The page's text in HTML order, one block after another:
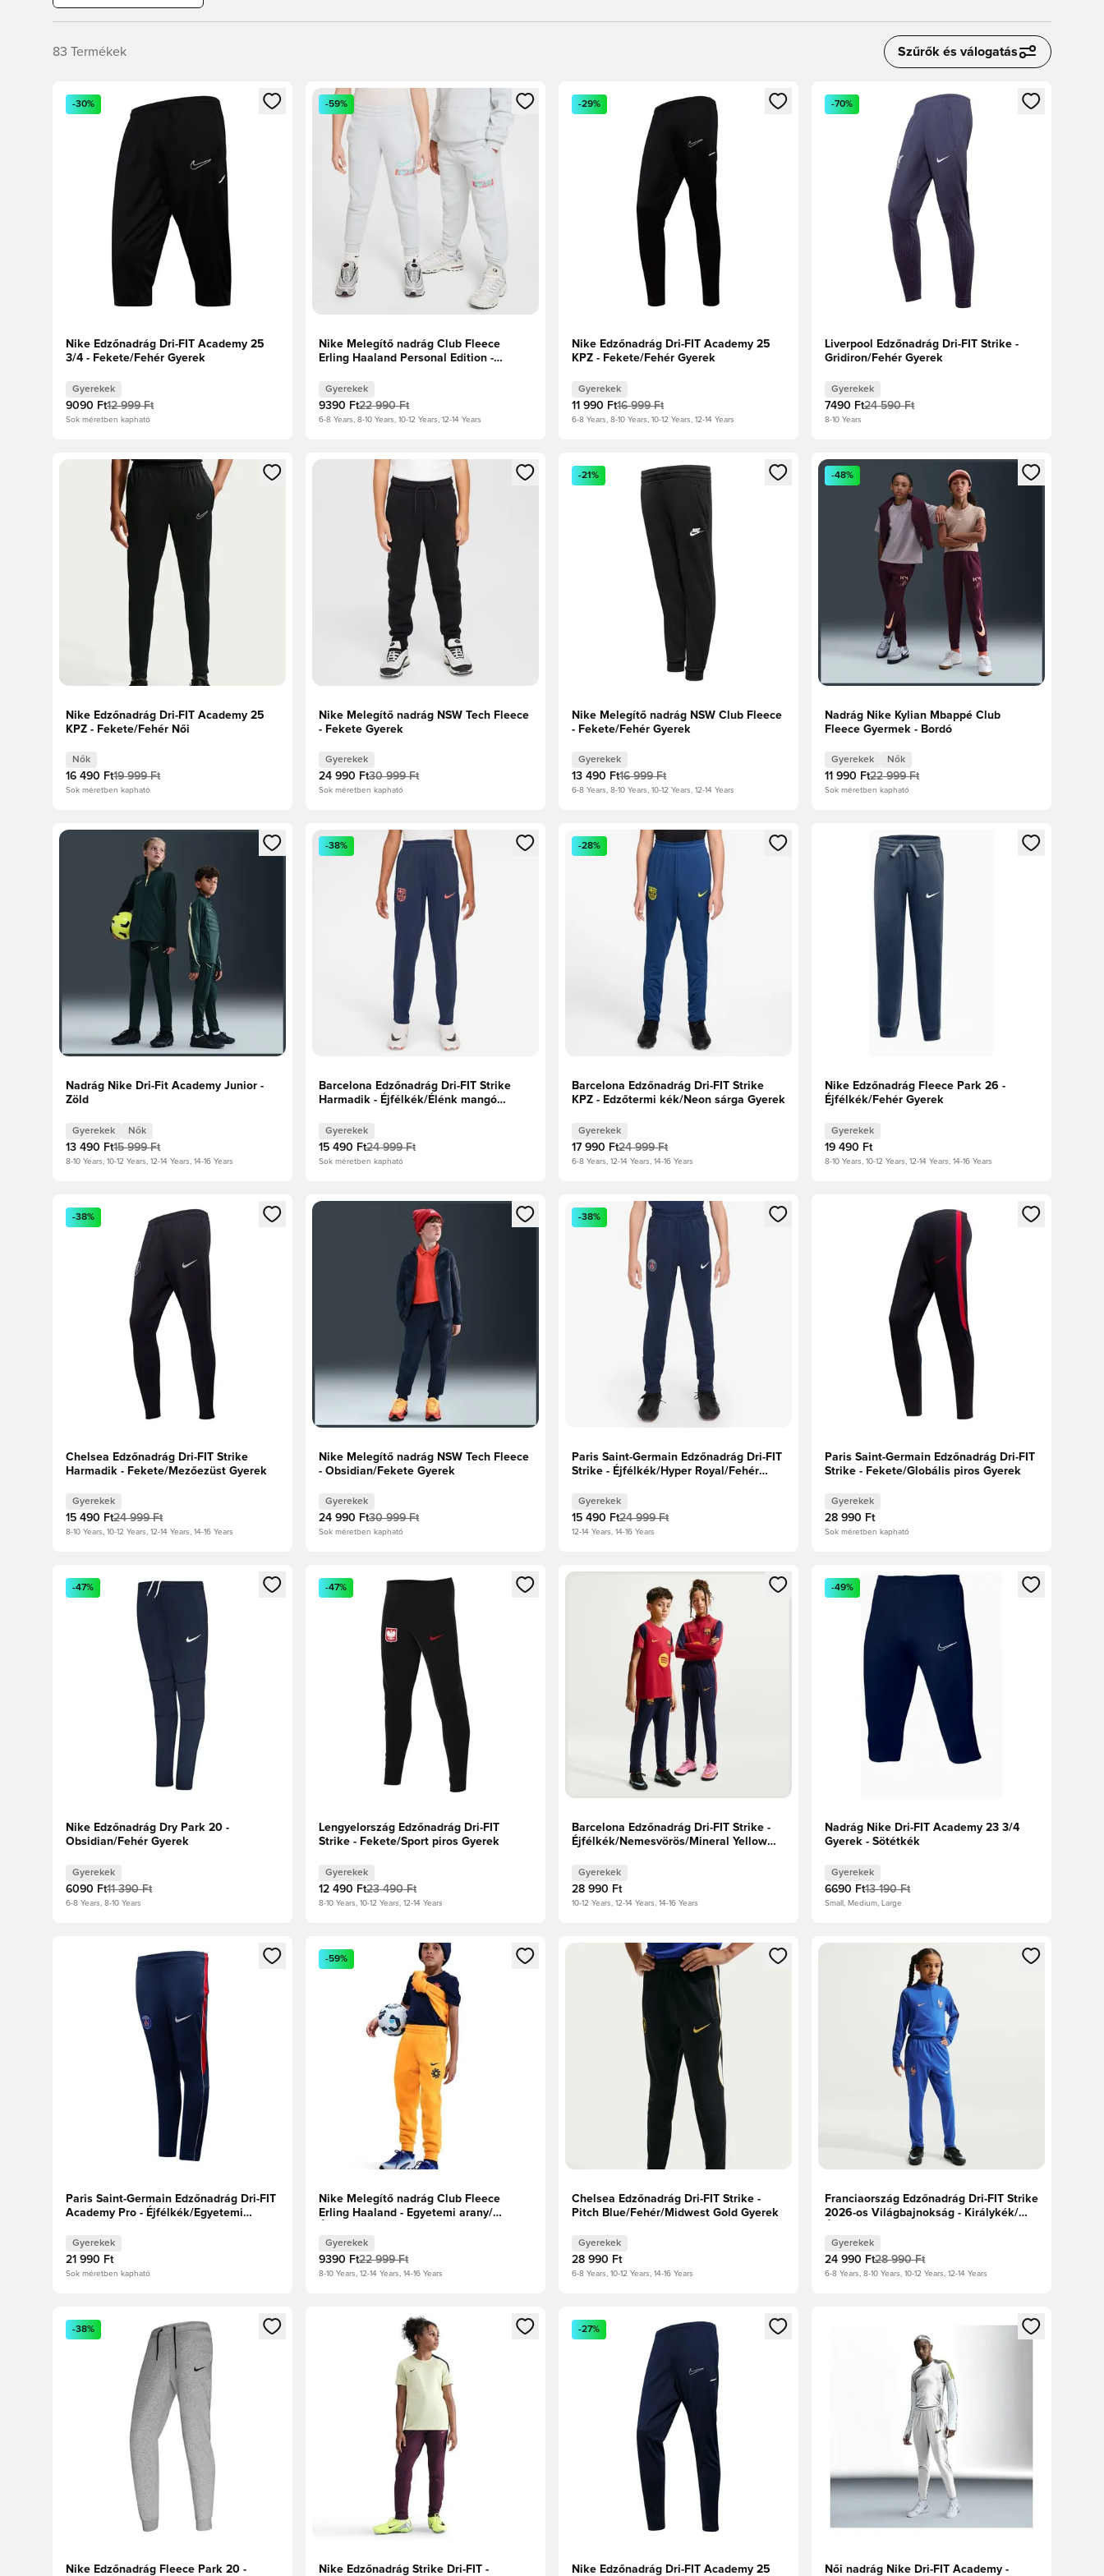
83 Termékek Szűrők és válogatás
Megnyit egy modált a bejelentkezéshez vagy a tagként való regisztrációhoz
-30%
Nike Edzőnadrág Dri-FIT Academy 25
3/4 - Fekete/Fehér Gyerek
Gyerekek
9090 Ft12 999 Ft
Sok méretben kapható
Megnyit egy modált a bejelentkezéshez vagy a tagként való regisztrációhoz
-59%
Nike Melegítő nadrág Club Fleece
Erling Haaland Personal Edition -
Gyerekek
9390 Ft22 990 Ft
6-8 Years, 8-10 Years, 10-12 Years, 12-14 Years
Megnyit egy modált a bejelentkezéshez vagy a tagként való regisztrációhoz
-29%
Nike Edzőnadrág Dri-FIT Academy 25
KPZ - Fekete/Fehér Gyerek
Gyerekek
11 990 Ft16 999 Ft
6-8 Years, 8-10 Years, 10-12 Years, 12-14 Years
Megnyit egy modált a bejelentkezéshez vagy a
-70%
Liverpool Edzőnadrág Dri-FIT Strike -
Gridiron/Fehér Gyerek
Gyerekek
7490 Ft24 590 Ft
8-10 Years
Megnyit egy modált a bejelentkezéshez vagy a tagként való regisztrációhoz
Nike Edzőnadrág Dri-FIT Academy 25
KPZ - Fekete/Fehér Női
Nők
16 490 Ft19 999 Ft
Sok méretben kapható
Megnyit egy modált a bejelentkezéshez vagy a tagként való regisztrációhoz
Nike Melegítő nadrág NSW Tech Fleece
- Fekete Gyerek
Gyerekek
24 990 Ft30 999 Ft
Sok méretben kapható
Megnyit egy modált a bejelentkezéshez vagy a tagként való regisztrációhoz
-21%
Nike Melegítő nadrág NSW Club Fleece
- Fekete/Fehér Gyerek
Gyerekek
13 490 Ft16 999 Ft
6-8 Years, 8-10 Years, 10-12 Years, 12-14 Years
Megnyit egy modált a bejelentkezéshez vagy a
-48%
Nadrág Nike Kylian Mbappé Club
Fleece Gyermek - Bordó
Gyerekek Nők
11 990 Ft22 999 Ft
Sok méretben kapható
Megnyit egy modált a bejelentkezéshez vagy a tagként való regisztrációhoz
Nadrág Nike Dri-Fit Academy Junior -
Zöld
Gyerekek Nők
13 490 Ft15 999 Ft
8-10 Years, 10-12 Years, 12-14 Years, 14-16 Years
Megnyit egy modált a bejelentkezéshez vagy a tagként való regisztrációhoz
-38%
Barcelona Edzőnadrág Dri-FIT Strike
Harmadik - Éjfélkék/Élénk mangó
Gyerekek
15 490 Ft24 999 Ft
Sok méretben kapható
Megnyit egy modált a bejelentkezéshez vagy a tagként való regisztrációhoz
-28%
Barcelona Edzőnadrág Dri-FIT Strike
KPZ - Edzőtermi kék/Neon sárga Gyerek
Gyerekek
17 990 Ft24 999 Ft
6-8 Years, 12-14 Years, 14-16 Years
Megnyit egy modált a bejelentkezéshez vagy a
Nike Edzőnadrág Fleece Park 26 -
Éjfélkék/Fehér Gyerek
Gyerekek
19 490 Ft
8-10 Years, 10-12 Years, 12-14 Years, 14-16 Years
Megnyit egy modált a bejelentkezéshez vagy a tagként való regisztrációhoz
-38%
Chelsea Edzőnadrág Dri-FIT Strike
Harmadik - Fekete/Mezőezüst Gyerek
Gyerekek
15 490 Ft24 999 Ft
8-10 Years, 10-12 Years, 12-14 Years, 14-16 Years
Megnyit egy modált a bejelentkezéshez vagy a tagként való regisztrációhoz
Nike Melegítő nadrág NSW Tech Fleece
- Obsidian/Fekete Gyerek
Gyerekek
24 990 Ft30 999 Ft
Sok méretben kapható
Megnyit egy modált a bejelentkezéshez vagy a tagként való regisztrációhoz
-38%
Paris Saint-Germain Edzőnadrág Dri-FIT
Strike - Éjfélkék/Hyper Royal/Fehér
Gyerekek
15 490 Ft24 999 Ft
12-14 Years, 14-16 Years
Megnyit egy modált a bejelentkezéshez vagy a
Paris Saint-Germain Edzőnadrág Dri-FIT
Strike - Fekete/Globális piros Gyerek
Gyerekek
28 990 Ft
Sok méretben kapható
Megnyit egy modált a bejelentkezéshez vagy a tagként való regisztrációhoz
-47%
Nike Edzőnadrág Dry Park 20 -
Obsidian/Fehér Gyerek
Gyerekek
6090 Ft11 390 Ft
6-8 Years, 8-10 Years
Megnyit egy modált a bejelentkezéshez vagy a tagként való regisztrációhoz
-47%
Lengyelország Edzőnadrág Dri-FIT
Strike - Fekete/Sport piros Gyerek
Gyerekek
12 490 Ft23 490 Ft
8-10 Years, 10-12 Years, 12-14 Years
Megnyit egy modált a bejelentkezéshez vagy a tagként való regisztrációhoz
Barcelona Edzőnadrág Dri-FIT Strike -
Éjfélkék/Nemesvörös/Mineral Yellow
Gyerekek
28 990 Ft
10-12 Years, 12-14 Years, 14-16 Years
Megnyit egy modált a bejelentkezéshez vagy a
-49%
Nadrág Nike Dri-FIT Academy 23 3/4
Gyerek - Sötétkék
Gyerekek
6690 Ft13 190 Ft
Small, Medium, Large
Megnyit egy modált a bejelentkezéshez vagy a tagként való regisztrációhoz
Paris Saint-Germain Edzőnadrág Dri-FIT
Academy Pro - Éjfélkék/Egyetemi
Gyerekek
21 990 Ft
Sok méretben kapható
Megnyit egy modált a bejelentkezéshez vagy a tagként való regisztrációhoz
-59%
Nike Melegítő nadrág Club Fleece
Erling Haaland - Egyetemi arany/
Gyerekek
9390 Ft22 999 Ft
8-10 Years, 12-14 Years, 14-16 Years
Megnyit egy modált a bejelentkezéshez vagy a tagként való regisztrációhoz
Chelsea Edzőnadrág Dri-FIT Strike -
Pitch Blue/Fehér/Midwest Gold Gyerek
Gyerekek
28 990 Ft
6-8 Years, 10-12 Years, 14-16 Years
Megnyit egy modált a bejelentkezéshez vagy a
Franciaország Edzőnadrág Dri-FIT Strike
2026-os Világbajnokság - Királykék/
Gyerekek
24 990 Ft28 990 Ft
6-8 Years, 8-10 Years, 10-12 Years, 12-14 Years
Megnyit egy modált a bejelentkezéshez vagy a tagként való regisztrációhoz
-38%
Nike Edzőnadrág Fleece Park 20 -
Megnyit egy modált a bejelentkezéshez vagy a tagként való regisztrációhoz
Nike Edzőnadrág Strike Dri-FIT -
Megnyit egy modált a bejelentkezéshez vagy a tagként való regisztrációhoz
-27%
Nike Edzőnadrág Dri-FIT Academy 25
Megnyit egy modált a bejelentkezéshez vagy a
Női nadrág Nike Dri-FIT Academy -